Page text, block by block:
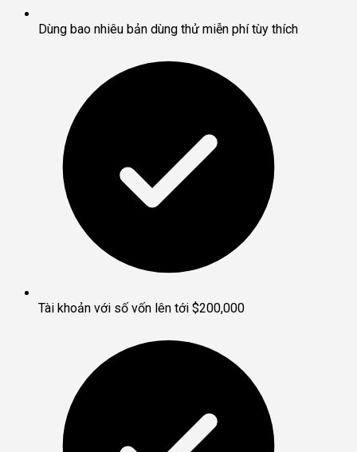
Dùng bao nhiêu bản dùng thử miễn phí tùy thích
Tài khoản với số vốn lên tới $200,000